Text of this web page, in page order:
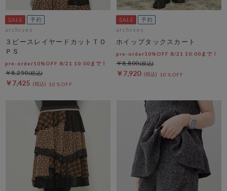
archives
３ピースレイヤードカットＴＯ
ＰＳ
pre-order10%OFF 8/21 10:00まで！
￥7,425 10％OFF
￥8,250
archives
ホイップタックスカート
pre-order10%OFF 8/21 10:00まで！
￥7,920 10％OFF
￥8,800